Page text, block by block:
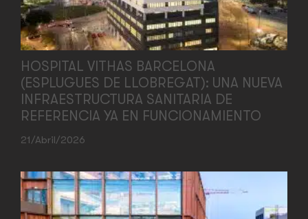
HOSPITAL VITHAS BARCELONA
(ESPLUGUES DE LLOBREGAT): UNA NUEVA
INFRAESTRUCTURA SANITARIA DE
REFERENCIA YA EN FUNCIONAMIENTO
21/abril/2026